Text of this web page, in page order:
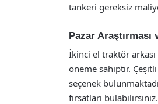
tankeri gereksiz
Pazar Araştırması
İkinci el traktör arkası
öneme sahiptir.
seçenek
fırsatları bulabilirsiniz.